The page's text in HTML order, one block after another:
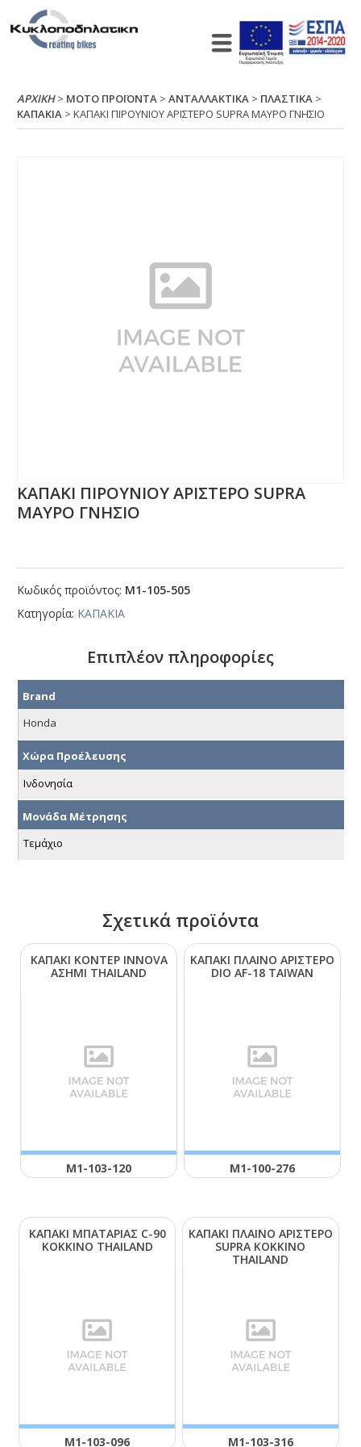
ΑΡΧΙΚΉ> ΜΟΤΟ ΠΡΟΪΟΝΤΑ >ΑΝΤΑΛΛΑΚΤΙΚΑ > ΠΛΑΣΤΙΚΑ >
ΚΑΠΑΚΙΑ > ΚΑΠΑΚΙ ΠΙΡΟΥΝΙΟΥ ΑΡΙΣΤΕΡΟ SUΡRΑ ΜΑΥΡΟ ΓΝΗΣΙΟ
ΚΑΠΑΚΙ ΠΙΡΟΥΝΙΟΥ ΑΡΙΣΤΕΡΟ SUΡRΑ
ΜΑΥΡΟ ΓΝΗΣΙΟ
Κωδικός προϊόντος: Μ1-105-505
Κατηγορία: ΚΑΠΑΚΙΑ
Επιπλέον πληροφορίες
Brand
Honda
Χώρα Προέλευσης
Ινδονησία
Μονάδα Μέτρησης
Τεμάχιο
Σχετικά προϊόντα
ΚΑΠΑΚΙ ΚΟΝΤΕΡ ΙΝΝΟVΑ
ΑΣΗΜΙ ΤΗΑΙLΑΝD
Μ1-103-120
ΚΑΠΑΚΙ ΠΛΑΙΝΟ ΑΡΙΣΤΕΡΟ
DΙΟ ΑF-18 ΤΑΙWΑΝ
Μ1-100-276
ΚΑΠΑΚΙ ΜΠΑΤΑΡΙΑΣ C-90
ΚΟΚΚΙΝΟ ΤΗΑΙLΑΝD
Μ1-103-096
ΚΑΠΑΚΙ ΠΛΑΙΝΟ ΑΡΙΣΤΕΡΟ
SUΡRΑ ΚΟΚΚΙΝΟ
ΤΗΑΙLΑΝD
Μ1-103-316